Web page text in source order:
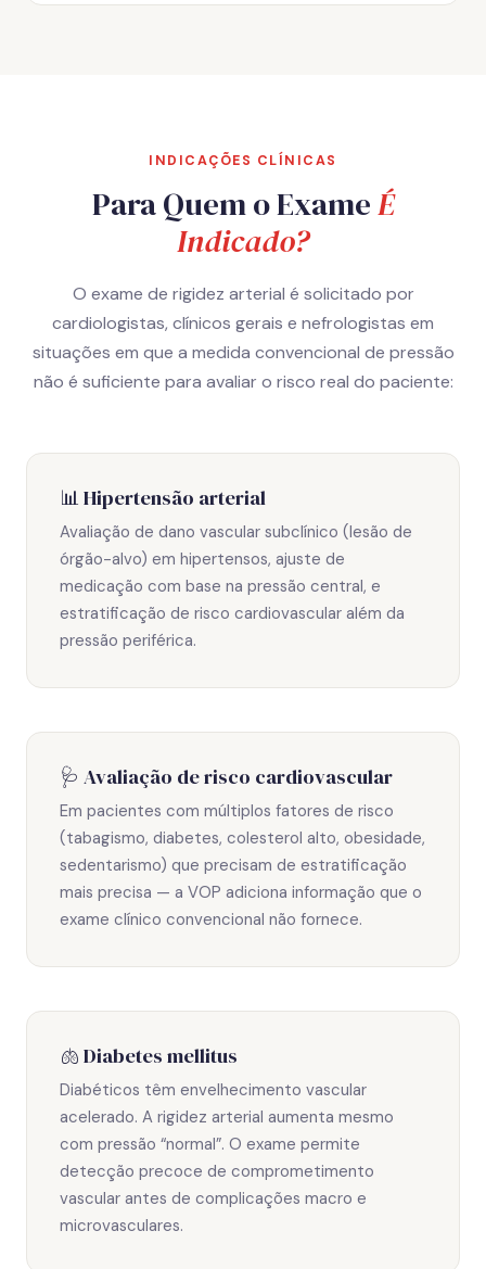
INDICAÇÕES CLÍNICAS
Para Quem o ExameÉ
Indicado?
O exame de rigidez arterial é solicitado por
cardiologistas, clínicos gerais e nefrologistas em
situações em que a medida convencional de pressão
não é suficiente para avaliar o risco real do paciente:
📊 Hipertensão arterial
Avaliação de dano vascular subclínico (lesão de
órgão-alvo) em hipertensos, ajuste de
medicação com base na pressão central, e
estratificação de risco cardiovascular além da
pressão periférica.
🩺 Avaliação de risco cardiovascular
Em pacientes com múltiplos fatores de risco
(tabagismo, diabetes, colesterol alto, obesidade,
sedentarismo) que precisam de estratificação
mais precisa — a VOP adiciona informação que o
exame clínico convencional não fornece.
🫁 Diabetes mellitus
Diabéticos têm envelhecimento vascular
acelerado. A rigidez arterial aumenta mesmo
com pressão “normal”. O exame permite
detecção precoce de comprometimento
vascular antes de complicações macro e
microvasculares.